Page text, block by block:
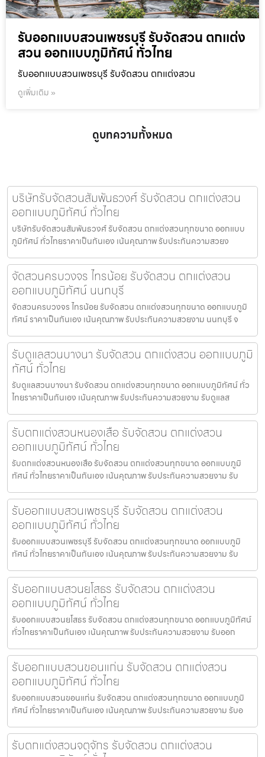
รับออกแบบสวนเพชรบุรี รับจัดสวน ตกแต่ง
สวน ออกแบบภูมิทัศน์ ทั่วไทย
รับออกแบบสวนเพชรบุรี รับจัดสวน ตกแต่งสวน
ดูเพิ่มเติม »
ดูบทความทั้งหมด
บริษัทรับจัดสวนสัมพันธวงศ์ รับจัดสวน ตกแต่งสวน
ออกแบบภูมิทัศน์ ทั่วไทย
บริษัทรับจัดสวนสัมพันธวงศ์ รับจัดสวน ตกแต่งสวนทุกขนาด ออกแบบ
ภูมิทัศน์ ทั่วไทยราคาเป็นกันเอง เน้นคุณภาพ รับประกันความสวยง
จัดสวนครบวงจร ไทรน้อย รับจัดสวน ตกแต่งสวน
ออกแบบภูมิทัศน์ นนทบุรี
จัดสวนครบวงจร ไทรน้อย รับจัดสวน ตกแต่งสวนทุกขนาด ออกแบบภูมิ
ทัศน์ ราคาเป็นกันเอง เน้นคุณภาพ รับประกันความสวยงาม นนทบุรี จ
รับดูแลสวนบางนา รับจัดสวน ตกแต่งสวน ออกแบบภูมิ
ทัศน์ ทั่วไทย
รับดูแลสวนบางนา รับจัดสวน ตกแต่งสวนทุกขนาด ออกแบบภูมิทัศน์ ทั่ว
ไทยราคาเป็นกันเอง เน้นคุณภาพ รับประกันความสวยงาม รับดูแลส
รับตกแต่งสวนหนองเสือ รับจัดสวน ตกแต่งสวน
ออกแบบภูมิทัศน์ ทั่วไทย
รับตกแต่งสวนหนองเสือ รับจัดสวน ตกแต่งสวนทุกขนาด ออกแบบภูมิ
ทัศน์ ทั่วไทยราคาเป็นกันเอง เน้นคุณภาพ รับประกันความสวยงาม รับ
รับออกแบบสวนเพชรบุรี รับจัดสวน ตกแต่งสวน
ออกแบบภูมิทัศน์ ทั่วไทย
รับออกแบบสวนเพชรบุรี รับจัดสวน ตกแต่งสวนทุกขนาด ออกแบบภูมิ
ทัศน์ ทั่วไทยราคาเป็นกันเอง เน้นคุณภาพ รับประกันความสวยงาม รับ
รับออกแบบสวนยโสธร รับจัดสวน ตกแต่งสวน
ออกแบบภูมิทัศน์ ทั่วไทย
รับออกแบบสวนยโสธร รับจัดสวน ตกแต่งสวนทุกขนาด ออกแบบภูมิทัศน์
ทั่วไทยราคาเป็นกันเอง เน้นคุณภาพ รับประกันความสวยงาม รับออก
รับออกแบบสวนขอนแก่น รับจัดสวน ตกแต่งสวน
ออกแบบภูมิทัศน์ ทั่วไทย
รับออกแบบสวนขอนแก่น รับจัดสวน ตกแต่งสวนทุกขนาด ออกแบบภูมิ
ทัศน์ ทั่วไทยราคาเป็นกันเอง เน้นคุณภาพ รับประกันความสวยงาม รับอ
รับตกแต่งสวนจตุจักร รับจัดสวน ตกแต่งสวน